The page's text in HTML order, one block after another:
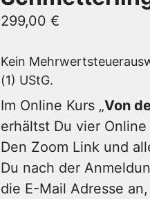
299,00€
Kein
(1) UStG.
Im Online Kurs „Von
erhältst Du vier
Den Zoom Link und
Du nach der
die E-Mail Adresse